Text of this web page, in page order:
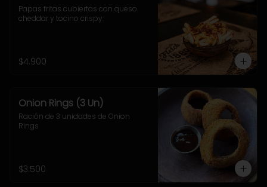
Papas fritas cubiertas con queso
cheddar y tocino crispy.
$4.900
Onion Rings (3 Un)
Ración de 3 unidades de Onion
Rings
$3.500